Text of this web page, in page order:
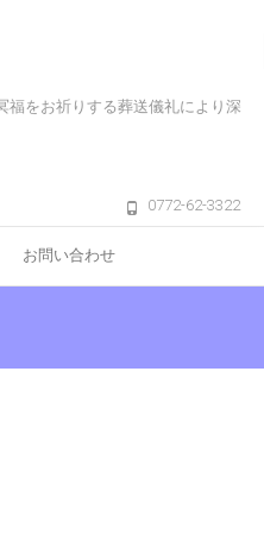
福をお祈りする葬送儀礼により深
0772-62-3322
お問い合わせ